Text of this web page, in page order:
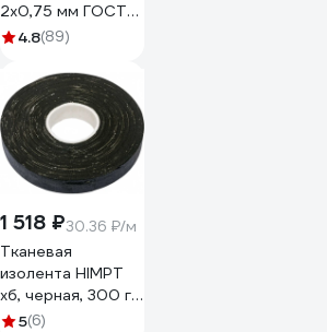
2х0,75 мм ГОСТ
100 м 05142
4.8(89)
1 518 ₽30.36 ₽/м
Тканевая
изолента HIMPT
хб, черная, 300 г,
двухсторонняя,
5(6)